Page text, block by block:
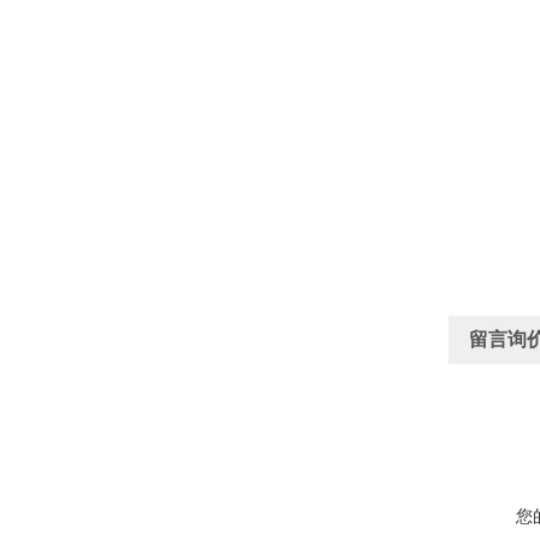
留言询
您